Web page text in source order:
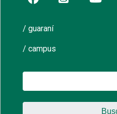
/ guaraní
/ campus
Buscar: